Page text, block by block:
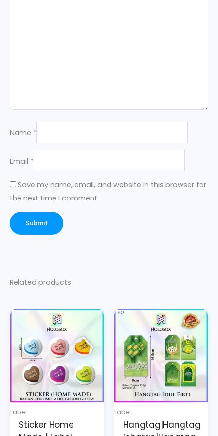
Name *
Email *
Save my name, email, and website in this browser for
the next time I comment.
Related products
Label
Sticker Home
This
product
has
multiple
variants.
The
options
be
chosen
Label
Hangtag|Hangtag